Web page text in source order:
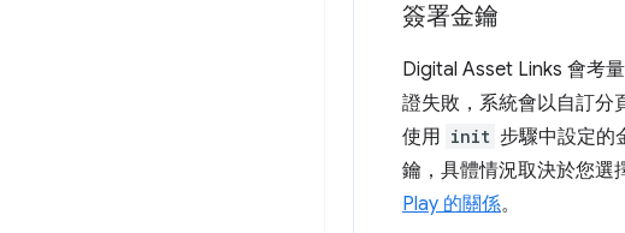
簽署金鑰
Digital Asset Links 會考
證失敗，系統會以自訂分
使用 init 步驟中設定的
鑰，具體情況取決於您選
Play 的關係。